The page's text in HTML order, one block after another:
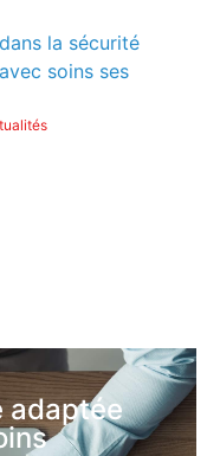
la sécurité
soins ses
adaptée